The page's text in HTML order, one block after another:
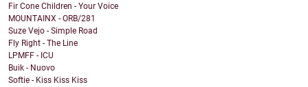
Fir Cone Children - Your Voice
MOUNTAINX - ORB/281
Suze Vejo - Simple Road
Fly Right - The Line
LPMFF - ICU
Buik - Nuovo
Softie - Kiss Kiss Kiss